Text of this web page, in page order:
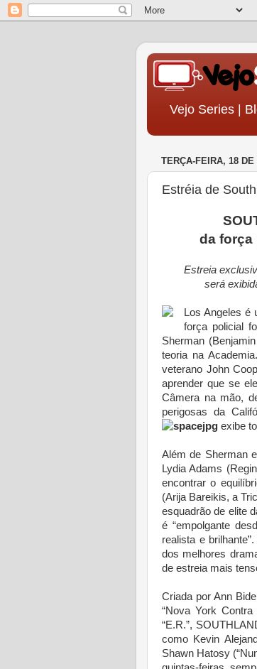
Vejo Series |
TERÇA-FEIRA, 18
Estréia de
da força
Estreia
será
Los Angeles é
força policial
Sherman
teoria na
veterano John
aprender que se
Câmera na mão,
perigosas da
exibe
Além de Sherman
Lydia Adams
encontrar o
(Arija Bareikis, a
esquadrão de elite
é “empolgante
realista e
dos melhores
de estreia mais
Criada por Ann
“Nova York
“E.R.”,
como Kevin
Shawn Hatosy